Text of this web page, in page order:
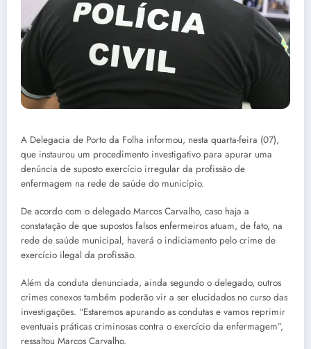
A Delegacia de Porto da Folha informou, nesta quarta-feira (07),
que instaurou um procedimento investigativo para apurar uma
denúncia de suposto exercício irregular da profissão de
enfermagem na rede de saúde do município.
De acordo com o delegado Marcos Carvalho, caso haja a
constatação de que supostos falsos enfermeiros atuam, de fato, na
rede de saúde municipal, haverá o indiciamento pelo crime de
exercício ilegal da profissão.
Além da conduta denunciada, ainda segundo o delegado, outros
crimes conexos também poderão vir a ser elucidados no curso das
investigações. “Estaremos apurando as condutas e vamos reprimir
eventuais práticas criminosas contra o exercício da enfermagem”,
ressaltou Marcos Carvalho.